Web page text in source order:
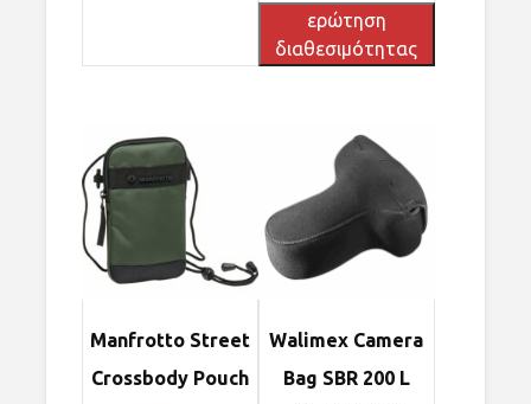
ερώτηση
διαθεσιμότητας
Manfrotto Street
Crossbody Pouch
Walimex Camera
Bag SBR 200 L